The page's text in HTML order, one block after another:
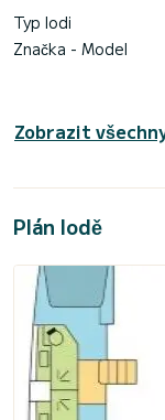
Typ lodi
Značka - Model
Zobrazit
Plán lodě